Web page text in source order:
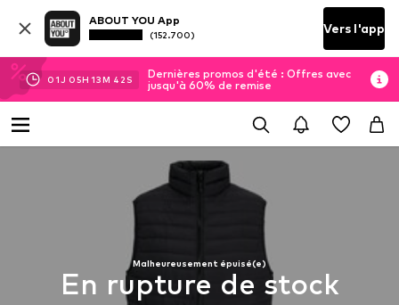
ABOUT YOU App
(152.700) Vers l'app
01J 05H 13M 42 S
Dernières promos d'été : Offres avec
jusqu'à 60% de remise
Malheureusement épuisé(e)
En rupture de stock